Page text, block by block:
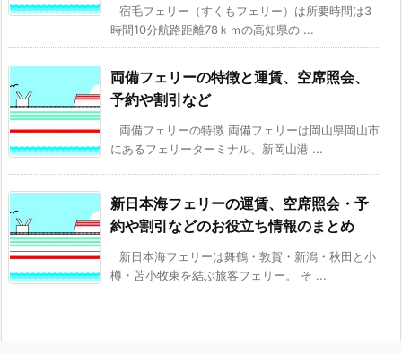
宿毛フェリー（すくもフェリー）は所要時間は3
時間10分航路距離78ｋｍの高知県の ...
両備フェリーの特徴と運賃、空席照会、
予約や割引など
両備フェリーの特徴 両備フェリーは岡山県岡山市
にあるフェリーターミナル、新岡山港 ...
新日本海フェリーの運賃、空席照会・予
約や割引などのお役立ち情報のまとめ
新日本海フェリーは舞鶴・敦賀・新潟・秋田と小
樽・苫小牧東を結ぶ旅客フェリー。 そ ...